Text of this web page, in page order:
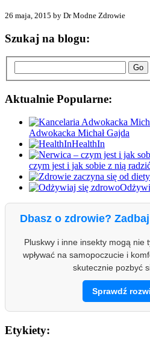
26 maja, 2015 by Dr Modne Zdrowie
Szukaj na blogu:
Go
Aktualnie Popularne:
Adwokacka Michał Gajda
HealthIn
czym jest i jak sobie z nią
Dbasz o zdrowie?
Pluskwy i inne insekty mogą nie
wpływać na samopoczucie i
skutecznie pozbyć
Sprawdź
Etykiety: